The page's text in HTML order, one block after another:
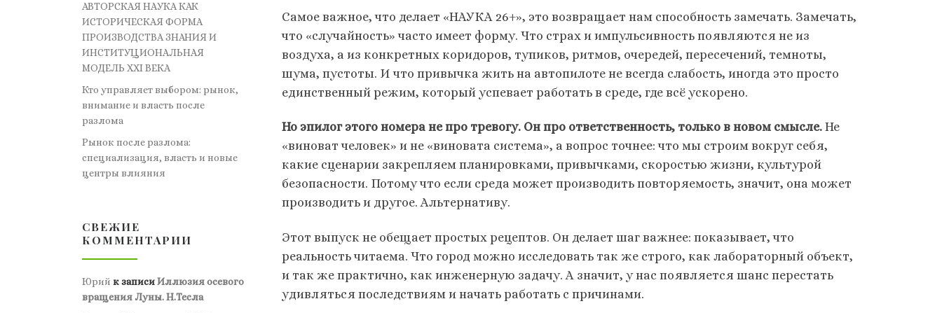
Самое важное, что делает «НАУКА 26+», это возвращает нам способность замечать. Замечать,
что «случайность» часто имеет форму. Что страх и импульсивность появляются не из
воздуха, а из конкретных коридоров, тупиков, ритмов, очередей, пересечений, темноты,
шума, пустоты. И что привычка жить на автопилоте не всегда слабость, иногда это просто
единственный режим, который успевает работать в среде, где всё ускорено.
Но эпилог этого номера не про тревогу. Он про ответственность, только в новом смысле. Не
«виноват человек» и не «виновата система», а вопрос точнее: что мы строим вокруг себя,
какие сценарии закрепляем планировками, привычками, скоростью жизни, культурой
безопасности. Потому что если среда может производить повторяемость, значит, она может
производить и другое. Альтернативу.
Этот выпуск не обещает простых рецептов. Он делает шаг важнее: показывает, что
реальность читаема. Что город можно исследовать так же строго, как лабораторный объект,
и так же практично, как инженерную задачу. А значит, у нас появляется шанс перестать
удивляться последствиям и начать работать с причинами.
АВТОРСКАЯ НАУКА КАК
ИСТОРИЧЕСКАЯ ФОРМА
ПРОИЗВОДСТВА ЗНАНИЯ И
ИНСТИТУЦИОНАЛЬНАЯ
МОДЕЛЬ XXI ВЕКА
Кто управляет выбором: рынок,
внимание и власть после
разлома
Рынок после разлома:
специализация, власть и новые
центры влияния
СВЕЖИЕ
КОММЕНТАРИИ
Юрий к записиИллюзия осевого
вращения Луны. Н.Тесла